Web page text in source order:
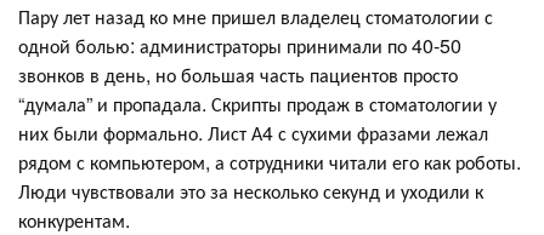
Пару лет назад ко мне пришел владелец стоматологии с
одной болью: администраторы принимали по 40-50
звонков в день, но большая часть пациентов просто
“думала” и пропадала. Скрипты продаж в стоматологии у
них были формально. Лист А4 с сухими фразами лежал
рядом с компьютером, а сотрудники читали его как роботы.
Люди чувствовали это за несколько секунд и уходили к
конкурентам.